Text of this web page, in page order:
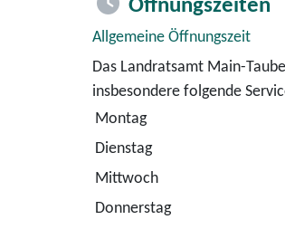
Öffnungszeiten
Allgemeine Öffnungszeit
Das Landratsamt Main-
insbesondere folgende
Montag
Dienstag
Mittwoch
Donnerstag